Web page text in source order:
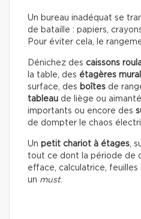
Un bureau inadéquat se
de bataille : papiers,
Pour éviter cela, le
Dénichez des caissons
la table, des étagères
surface, des boîtes de
tableau de liège ou
importants ou encore des
de dompter le chaos
Un petit chariot à étages,
tout ce dont la période de
efface, calculatrice, feuilles
un must.